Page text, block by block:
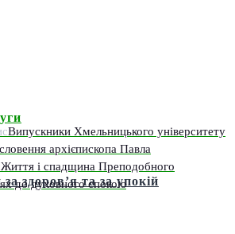
здоров’я та за упокій
Випускники Хмельницького університету
архієпископа Павла
Життя і спадщина Преподобного
до духовного спокою